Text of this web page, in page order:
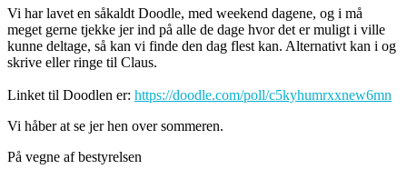
Vi har lavet en såkaldt Doodle, med weekend dagene, og i må
meget gerne tjekke jer ind på alle de dage hvor det er muligt i ville
kunne deltage, så kan vi finde den dag flest kan. Alternativt kan i og
skrive eller ringe til Claus.
Linket til Doodlen er: https://doodle.com/poll/c5kyhumrxxnew6mn
Vi håber at se jer hen over sommeren.
På vegne af bestyrelsen